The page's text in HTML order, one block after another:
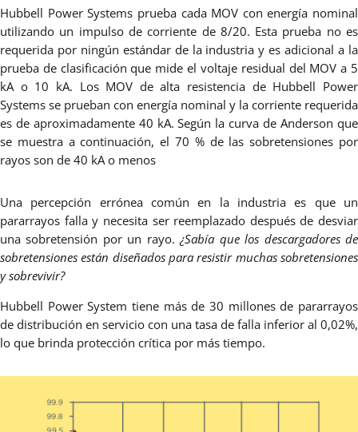
Hubbell Power Systems prueba cada MOV con energía nominal
utilizando un impulso de corriente de 8/20. Esta prueba no es
requerida por ningún estándar de la industria y es adicional a la
prueba de clasificación que mide el voltaje residual del MOV a 5
kA o 10 kA. Los MOV de alta resistencia de Hubbell Power
Systems se prueban con energía nominal y la corriente requerida
es de aproximadamente 40 kA. Según la curva de Anderson que
se muestra a continuación, el 70 % de las sobretensiones por
rayos son de 40 kA o menos
Una percepción errónea común en la industria es que un
pararrayos falla y necesita ser reemplazado después de desviar
una sobretensión por un rayo.¿Sabía que los descargadores de
sobretensiones están diseñados para resistir muchas sobretensiones
y sobrevivir?
Hubbell Power System tiene más de 30 millones de pararrayos
de distribución en servicio con una tasa de falla inferior al 0,02%,
lo que brinda protección crítica por más tiempo.